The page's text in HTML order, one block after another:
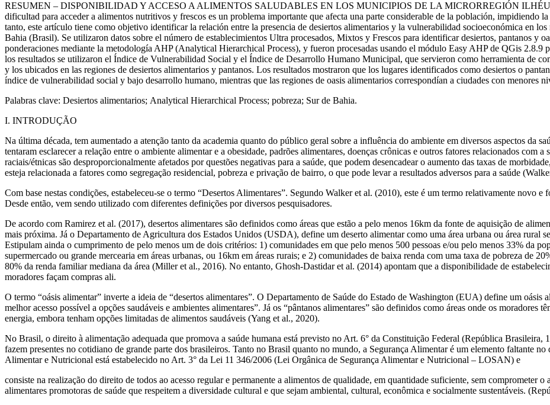
RESUMEN – DISPONIBILIDAD Y ACCESO A ALIMENTOS SALUDABLES EN LOS MUNICIPIOS DE LA MICRORREGIÓN
dificultad para acceder a alimentos nutritivos y frescos es un problema importante que afecta una parte considerable de la población, impidiendo
tanto, este artículo tiene como objetivo identificar la relación entre la presencia de desiertos alimentarios y la vulnerabilidad socioeconómica en
Bahia (Brasil). Se utilizaron datos sobre el número de establecimientos Ultra procesados, Mixtos y Frescos para identificar desiertos, pantanos y
ponderaciones mediante la metodología AHP (Analytical Hierarchical Process), y fueron procesadas usando el módulo Easy AHPde QGis 2.8.9
los resultados se utilizaron el Índice de Vulnerabilidad Social y el Índice de Desarrollo Humano Municipal, que servieron como herramienta de
y los ubicados en las regiones de desiertos alimentarios y pantanos. Los resultados mostraron que los lugares identificados como desiertos o
índice de vulnerabilidad social y bajo desarrollo humano, mientras que las regiones de oasis alimentarios correspondían a ciudades con menores
Palabras clave: Desiertos alimentarios; Analytical Hierarchical Process; pobreza; Sur de Bahia.
I. INTRODUÇÃO
Na última década, tem aumentado a atenção tanto da academia quanto do público geral sobre a influência do ambiente em diversos aspectos da
tentaram esclarecer a relação entre o ambiente alimentar e a obesidade, padrões alimentares, doenças crônicas e outros fatores relacionados com
raciais/étnicas são desproporcionalmente afetados por questões negativas para a saúde, que podem desencadear o aumento das taxas de
esteja relacionada a fatores como segregação residencial, pobreza e privação de bairro, o que pode levar a resultados adversos para a saúde
Com base nestas condições, estabeleceu-se o termo “Desertos Alimentares”. Segundo Walkeret al. (2010), este é um termo relativamente novo e
Desde então, vem sendo utilizado com diferentes definições por diversos pesquisadores.
De acordo com Ramirez et al. (2017), desertos alimentares são definidos como áreas que estão a pelo menos 16km da fonte de aquisição de
mais próxima. Já o Departamento de Agricultura dos Estados Unidos (USDA), define um deserto alimentar como uma área urbana ou área rural
Estipulam ainda o cumprimento de pelo menos um de dois critérios: 1) comunidades em que pelo menos 500 pessoas e/ou pelo menos 33% da
supermercado ou grande mercearia em áreas urbanas, ou 16km em áreas rurais; e 2) comunidades de baixa renda com uma taxa de pobreza de
80% da renda familiar mediana da área (Milleret al., 2016). No entanto, Ghosh-Dastidaret al. (2014) apontam que a disponibilidade de
moradores façam compras ali.
O termo “oásis alimentar” inverte a ideia de “desertos alimentares”. O Departamento de Saúde do Estado de Washington (EUA) define um oásis
melhor acesso possível a opções saudáveis e ambientes alimentares”. Já os “pântanos alimentares” são definidos como áreas onde os moradores
energia, embora tenham opções limitadas de alimentos saudáveis (Yang et al., 2020).
No Brasil, o direito à alimentação adequada que promova a saúde humana está previsto no Art. 6° da Constituição Federal (República Brasileira,
fazem presentes no cotidiano de grande parte dos brasileiros. Tanto no Brasil quanto no mundo, a Segurança Alimentar é um elemento faltante
Alimentar e Nutricional está estabelecido no Art. 3° da Lei 11 346/2006 (Lei Orgânica de Segurança Alimentar e Nutricional – LOSAN) e
consiste na realização do direito de todos ao acesso regular e permanente a alimentos de qualidade, em quantidade suficiente, sem comprometer o
alimentares promotoras de saúde que respeitem a diversidade cultural e que sejam ambiental, cultural, econômica e socialmente sustentáveis.